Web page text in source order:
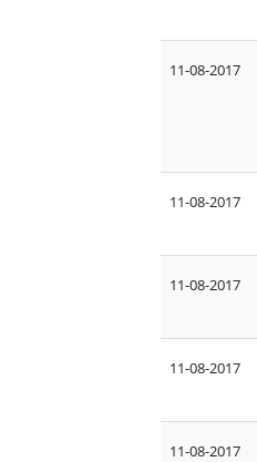
11-08-2017
11-08-2017
11-08-2017
11-08-2017
11-08-2017